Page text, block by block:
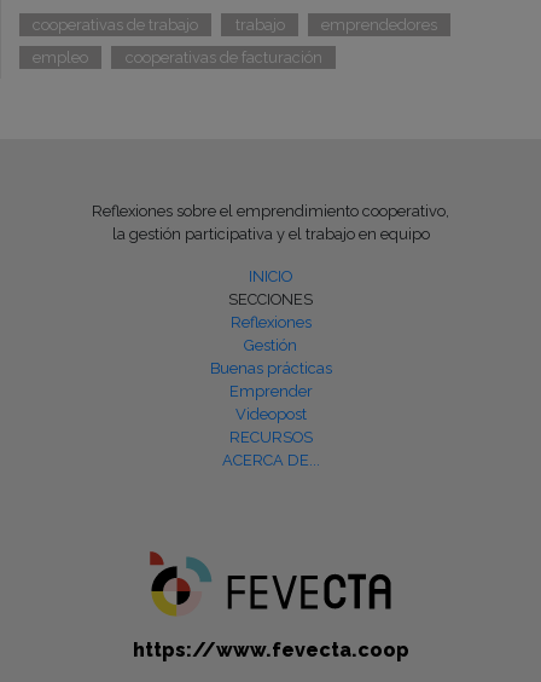
cooperativas de trabajo trabajo
emprendedores
empleo
cooperativas de facturación
Reflexiones sobre el emprendimiento cooperativo,
la gestión participativa y el trabajo en equipo
INICIO
SECCIONES
Reflexiones
Gestión
Buenas prácticas
Emprender
Videopost
RECURSOS
ACERCA DE...
https://www.fevecta.coop